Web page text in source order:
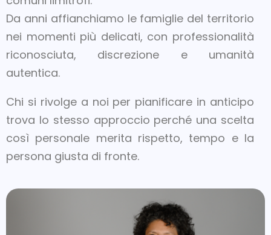
Da anni affianchiamo le famiglie del territorio
nei momenti più delicati, con professionalità
riconosciuta, discrezione e umanità
autentica.
Chi si rivolge a noi per pianificare in anticipo
trova lo stesso approccio perché una scelta
così personale merita rispetto, tempo e la
persona giusta di fronte.